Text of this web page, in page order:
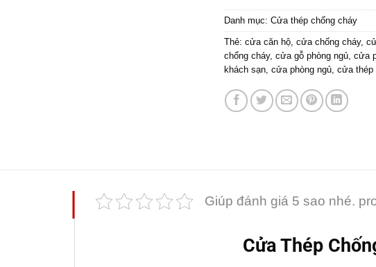
Danh mục: Cửa thép chống cháy
Thẻ: cửa căn hộ, cửa chống cháy,
chống cháy, cửa gỗ phòng ngủ, cửa
khách sạn, cửa phòng ngủ, cửa thép
Giúp đánh giá 5 sao nhé.
Cửa Thép